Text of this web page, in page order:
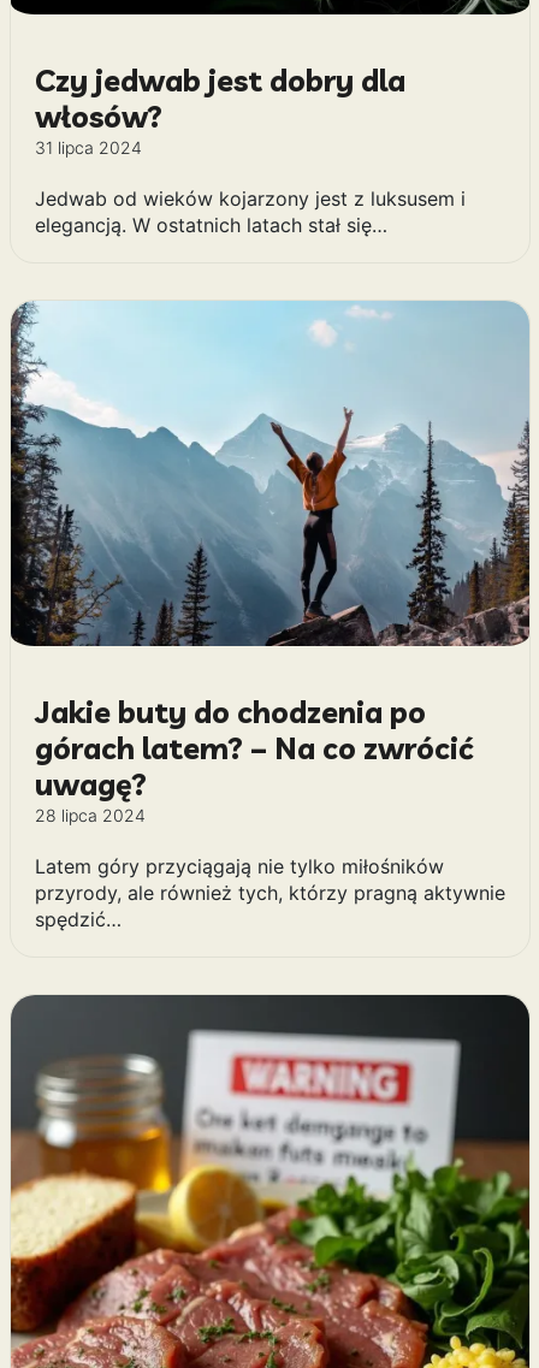
Czy jedwab jest dobry dla
włosów?
31 lipca 2024
Jedwab od wieków kojarzony jest z luksusem i
elegancją. W ostatnich latach stał się…
Jakie buty do chodzenia po
górach latem? – Na co zwrócić
uwagę?
28 lipca 2024
Latem góry przyciągają nie tylko miłośników
przyrody, ale również tych, którzy pragną aktywnie
spędzić…